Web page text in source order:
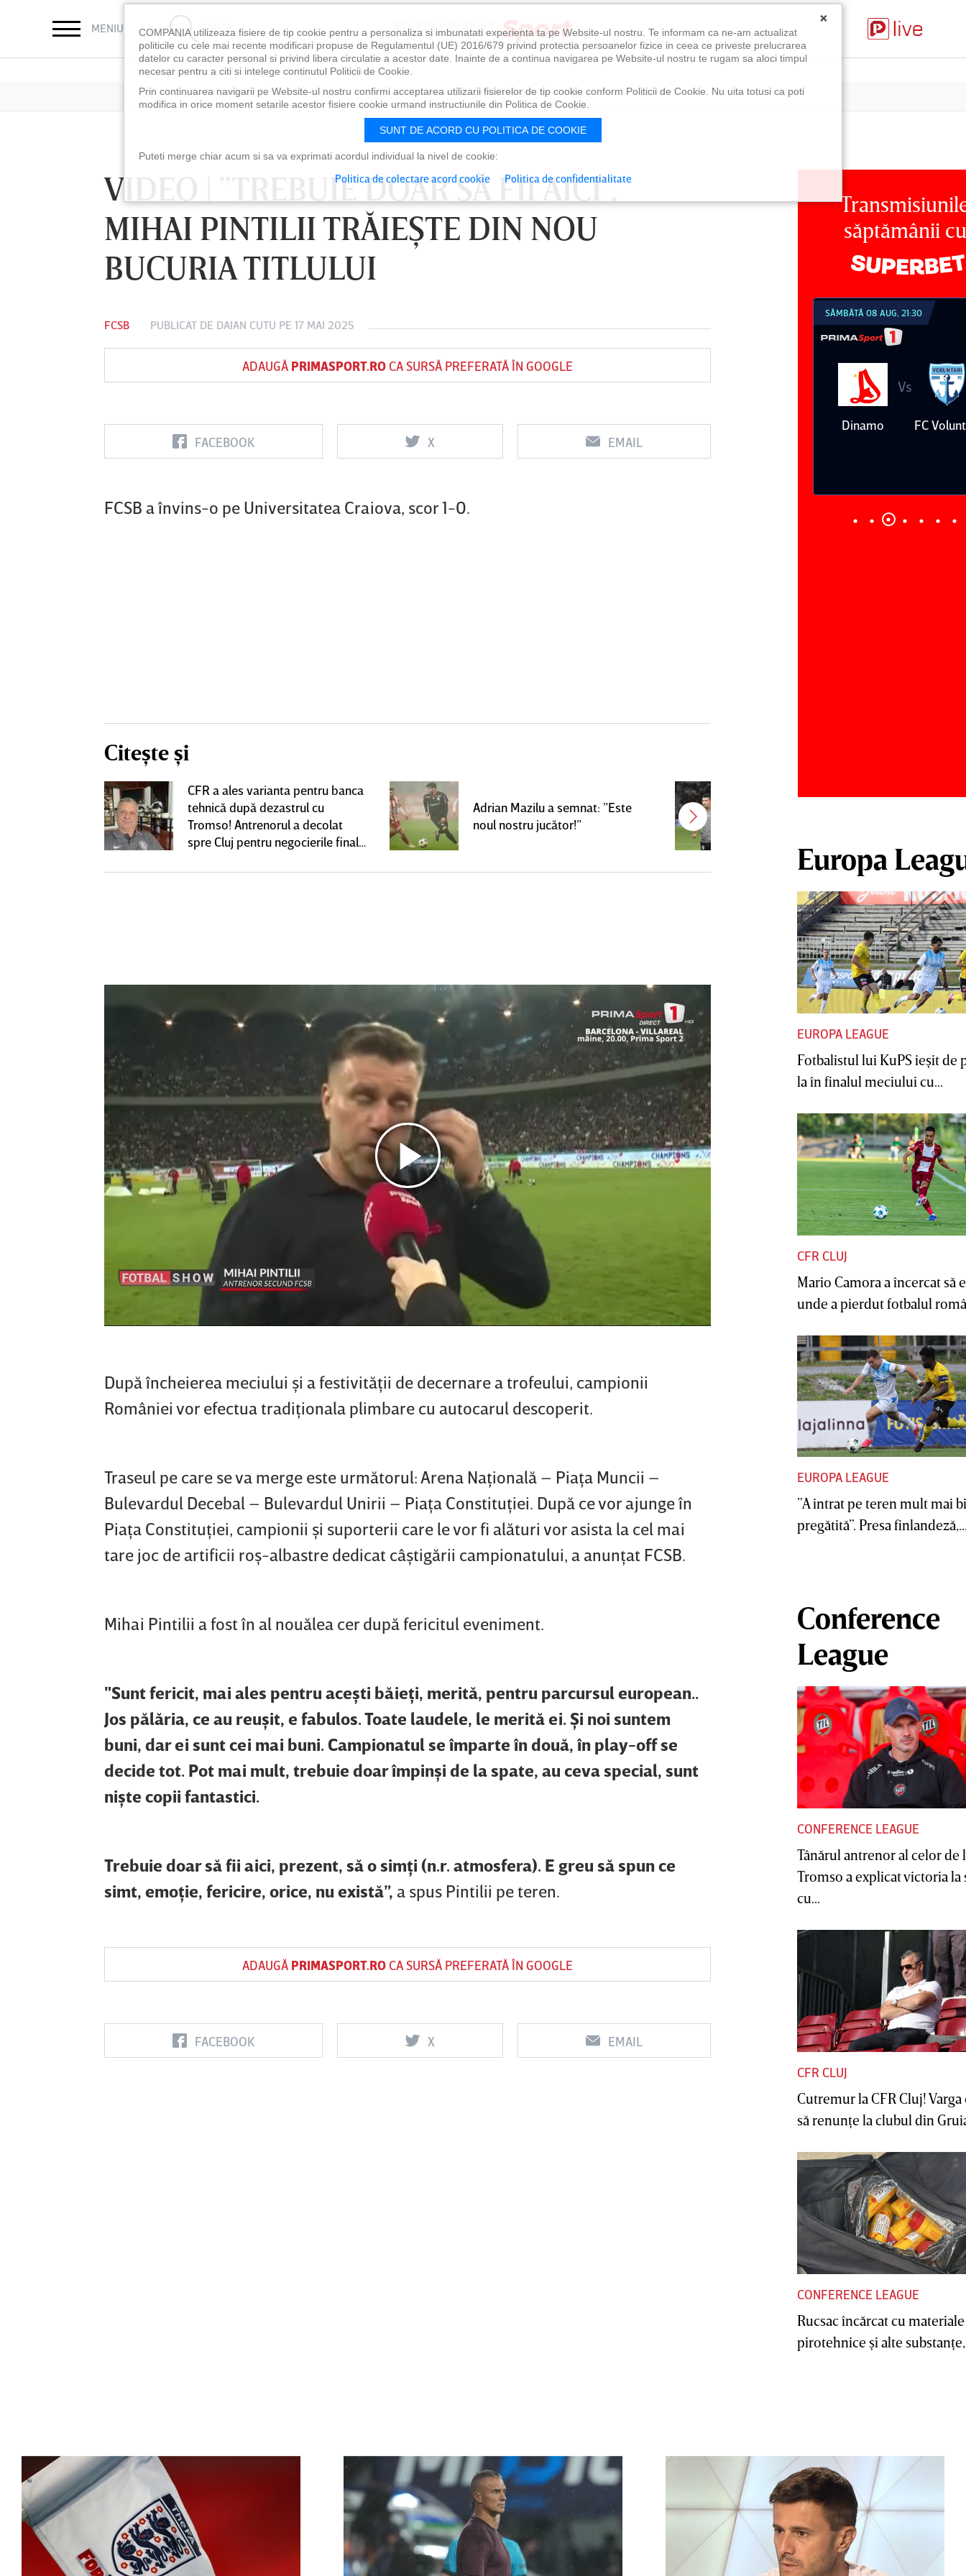
MENIU CAUTĂ
VIDEO | ”TREBUIE DOAR SĂ FII AICI”.
MIHAI PINTILII TRĂIEŞTE DIN NOU
BUCURIA TITLULUI
FCSB PUBLICAT DE DAIAN CUTU PE 17 MAI 2025
ADAUGĂ PRIMASPORT.ROCA SURSĂ PREFERATĂ ÎN GOOGLE
FACEBOOK X EMAIL
FCSB a învins-o pe Universitatea Craiova, scor 1-0.
Citește și
CFR a ales varianta pentru banca
tehnică după dezastrul cu
Tromso! Antrenorul a decolat
spre Cluj pentru negocierile finale
Adrian Mazilu a semnat: ”Este
noul nostru jucător!”
După încheierea meciului şi a festivităţii de decernare a trofeului, campionii
României vor efectua tradiţionala plimbare cu autocarul descoperit.
Traseul pe care se va merge este următorul: Arena Naţională – Piaţa Muncii –
Bulevardul Decebal – Bulevardul Unirii – Piaţa Constituţiei. După ce vor ajunge în
Piaţa Constituţiei, campionii şi suporterii care le vor fi alături vor asista la cel mai
tare joc de artificii roş-albastre dedicat câştigării campionatului, a anunţat FCSB.
Mihai Pintilii a fost în al nouălea cer după fericitul eveniment.
"Sunt fericit, mai ales pentru aceşti băieţi, merită, pentru parcursul european..
Jos pălăria, ce au reuşit, e fabulos. Toate laudele, le merită ei. Şi noi suntem
buni, dar ei sunt cei mai buni. Campionatul se împarte în două, în play-off se
decide tot. Pot mai mult, trebuie doar împinşi de la spate, au ceva special, sunt
nişte copii fantastici.
Trebuie doar să fii aici, prezent, să o simţi (n.r. atmosfera). E greu să spun ce
simt, emoţie, fericire, orice, nu există”, a spus Pintilii pe teren.
ADAUGĂ PRIMASPORT.ROCA SURSĂ PREFERATĂ ÎN GOOGLE
FACEBOOK X EMAIL
săptămânii cu
FC Botoşani
Vs
Corvinul
Hunedoara
Sepsi OSK Sf
Vs
FCSB UTA Arad
0
Vs
Rapid
0
Farul
Vs
SÂMBĂTĂ 08 AUG, 21:30
Dinamo
Vs
FC
Europa
EUROPA LEAGUE
Fotbalistul lui KuPS ieşit de
la în finalul meciului cu...
CFR CLUJ
Mario Camora a încercat să
unde a pierdut fotbalul
EUROPA LEAGUE
”A intrat pe teren mult mai
pregătită”. Presa
Conference
League
CONFERENCE LEAGUE
Tânărul antrenor al celor de
Tromso a explicat victoria la
cu...
CFR CLUJ
Cutremur la CFR Cluj! Varga
să renunţe la clubul din
CONFERENCE LEAGUE
Rucsac încărcat cu materiale
pirotehnice şi alte substanţe,
×
COMPANIA utilizeaza fisiere de tip cookie pentru a personaliza si imbunatati experienta ta pe Website-ul nostru. Te informam ca ne-am actualizat
politicile cu cele mai recente modificari propuse de Regulamentul (UE) 2016/679 privind protectia persoanelor fizice in ceea ce priveste prelucrarea
datelor cu caracter personal si privind libera circulatie a acestor date. Inainte de a continua navigarea pe Website-ul nostru te rugam sa aloci timpul
necesar pentru a citi si intelege continutul Politicii de Cookie.
Prin continuarea navigarii pe Website-ul nostru confirmi acceptarea utilizarii fisierelor de tip cookie conform Politicii de Cookie. Nu uita totusi ca poti
modifica in orice moment setarile acestor fisiere cookie urmand instructiunile din Politica de Cookie.
SUNT DE ACORD CU POLITICA DE COOKIE
Puteti merge chiar acum si sa va exprimati acordul individual la nivel de cookie:
Politica de colectare acord cookie Politica de confidentialitate